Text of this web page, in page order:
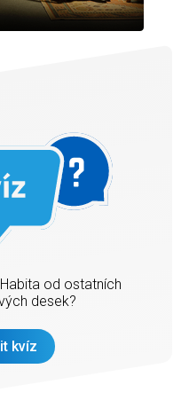
od ostatních
desek?
kvíz